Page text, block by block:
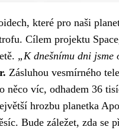
které pro naši
Cílem projektu
„K dnešnímu dni jsme
Zásluhou vesmírného
něco víc, odhadem 36
hrozbu planetka
Bude záležet, zda